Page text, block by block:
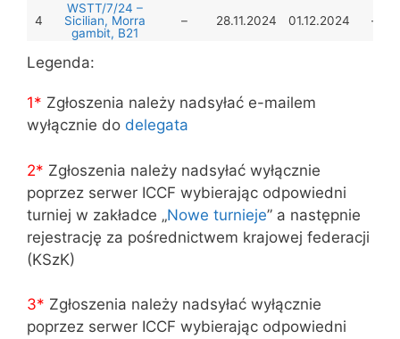
4
WSTT/7/24 –
Sicilian, Morra
gambit, B21
– 28.11.2024 01.12.2024 –
Legenda:
1* Zgłoszenia należy nadsyłać e-mailem
wyłącznie do delegata
2* Zgłoszenia należy nadsyłać wyłącznie
poprzez serwer ICCF wybierając odpowiedni
turniej w zakładce „Nowe turnieje” a następnie
rejestrację za pośrednictwem krajowej federacji
(KSzK)
3* Zgłoszenia należy nadsyłać wyłącznie
poprzez serwer ICCF wybierając odpowiedni